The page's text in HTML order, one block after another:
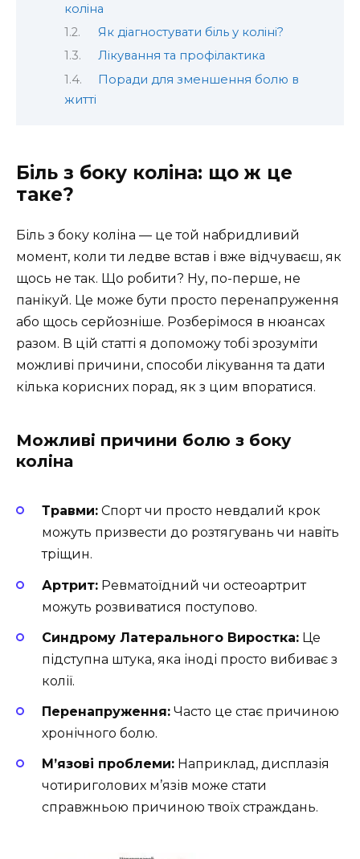
коліна
Як діагностувати біль у коліні?
Лікування та профілактика
Поради для зменшення болю в
житті
Біль з боку коліна: що ж це
таке?
Біль з боку коліна — це той набридливий
момент, коли ти ледве встав і вже відчуваєш, як
щось не так. Що робити? Ну, по-перше, не
панікуй. Це може бути просто перенапруження
або щось серйозніше. Розберімося в нюансах
разом. В цій статті я допоможу тобі зрозуміти
можливі причини, способи лікування та дати
кілька корисних порад, як з цим впоратися.
Можливі причини болю з боку
коліна
Травми: Спорт чи просто невдалий крок
можуть призвести до розтягувань чи навіть
тріщин.
Артрит: Ревматоїдний чи остеоартрит
можуть розвиватися поступово.
Синдрому Латерального Виростка: Це
підступна штука, яка іноді просто вибиває з
колії.
Перенапруження: Часто це стає причиною
хронічного болю.
М’язові проблеми: Наприклад, дисплазія
чотириголових м’язів може стати
справжньою причиною твоїх страждань.